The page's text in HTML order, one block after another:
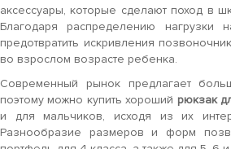
аксессуары, которые сделают поход в
Благодаря распределению нагрузки
предотвратить искривления
во взрослом возрасте ребенка.
Современный рынок предлагает
поэтому можно купить хороший рюкзак
и для мальчиков, исходя из их
Разнообразие размеров и форм